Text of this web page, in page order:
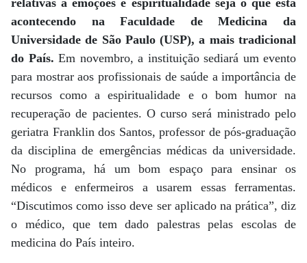
acontecendo na Faculdade de Medicina da
Universidade de São Paulo (USP), a mais tradicional
do País. Em novembro, a instituição sediará um evento
para mostrar aos profissionais de saúde a importância de
recursos como a espiritualidade e o bom humor na
recuperação de pacientes. O curso será ministrado pelo
geriatra Franklin dos Santos, professor de pós-graduação
da disciplina de emergências médicas da universidade.
No programa, há um bom espaço para ensinar os
médicos e enfermeiros a usarem essas ferramentas.
“Discutimos como isso deve ser aplicado na prática”, diz
o médico, que tem dado palestras pelas escolas de
medicina do País inteiro.